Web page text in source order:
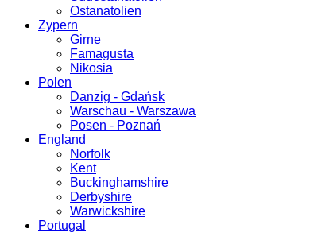
Ostanatolien
Zypern
Girne
Famagusta
Nikosia
Polen
Danzig - Gdańsk
Warschau - Warszawa
Posen - Poznań
England
Norfolk
Kent
Buckinghamshire
Derbyshire
Warwickshire
Portugal